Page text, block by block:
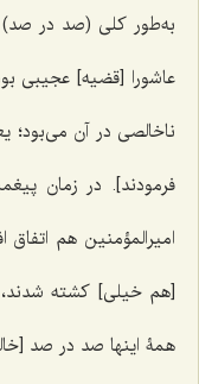
به‌طور کلی (صد در
عاشورا [قضیه] عجیبی
ناخالصی در آن
فرمودند]. در زمان
امیرالمؤمنین هم
[هم خیلی] کشته شدند،
همۀ اینها صد در صد